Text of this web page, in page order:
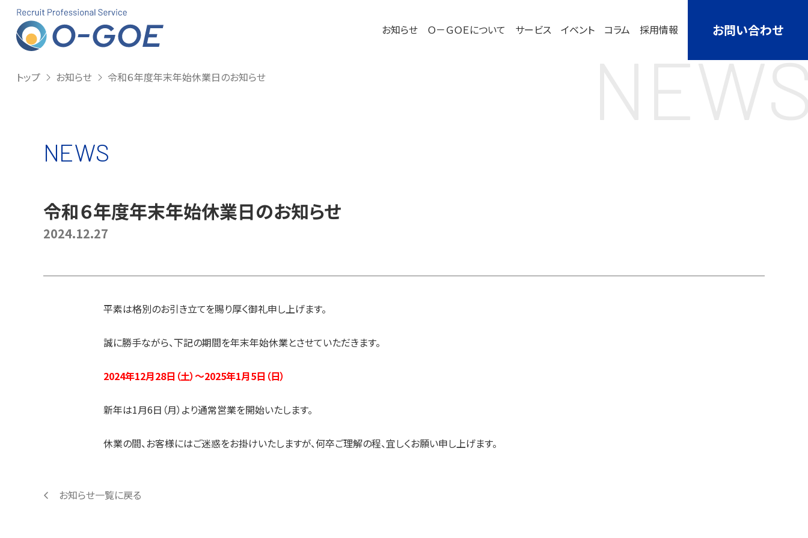
株式会社Ｏ－ＧＯＥ お知らせ Ｏ－ＧＯＥについて サービス イベント コラム 採用情報 お問い合わせ
トップ お知らせ 令和６年度年末年始休業日のお知らせ
NEWS
令和６年度年末年始休業日のお知らせ
2024.12.27
平素は格別のお引き立てを賜り厚く御礼申し上げます。
誠に勝手ながら、下記の期間を年末年始休業とさせていただきます。
2024年12月28日（土）～2025年1月5日（日）
新年は1月6日（月）より通常営業を開始いたします。
休業の間、お客様にはご迷惑をお掛けいたしますが、何卒ご理解の程、宜しくお願い申し上げます。
お知らせ一覧に戻る